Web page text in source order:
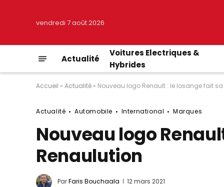
vendredi 7 août 2026
Actualité
Voitures Electriques &
Hybrides
Accueil » Actualité » Nouveau logo Renault : le losange fait
Actualité Automobile International Marques
Nouveau logo
Renaulution
ParFaris Bouchaala 12 mars 2021